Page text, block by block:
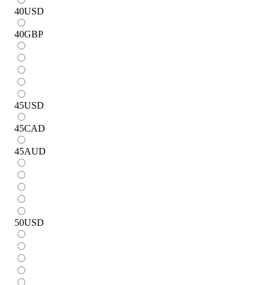
40USD
40GBP
45USD
45CAD
45AUD
50USD